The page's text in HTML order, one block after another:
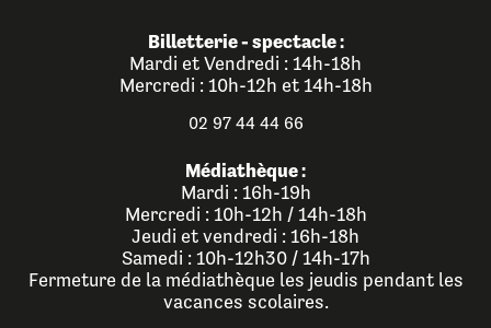
Billetterie - spectacle :
Mardi et Vendredi : 14h-18h
Mercredi : 10h-12h et 14h-18h
02 97 44 44 66
Médiathèque :
Mardi : 16h-19h
Mercredi : 10h-12h / 14h-18h
Jeudi et vendredi : 16h-18h
Samedi : 10h-12h30 / 14h-17h
Fermeture de la médiathèque les jeudis pendant les
vacances scolaires.